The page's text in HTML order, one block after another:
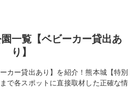
一覧【ベビーカー貸出あ
り】
カー貸出あり】を紹介！熊本城【特別
で各スポットに直接取材した正確な情